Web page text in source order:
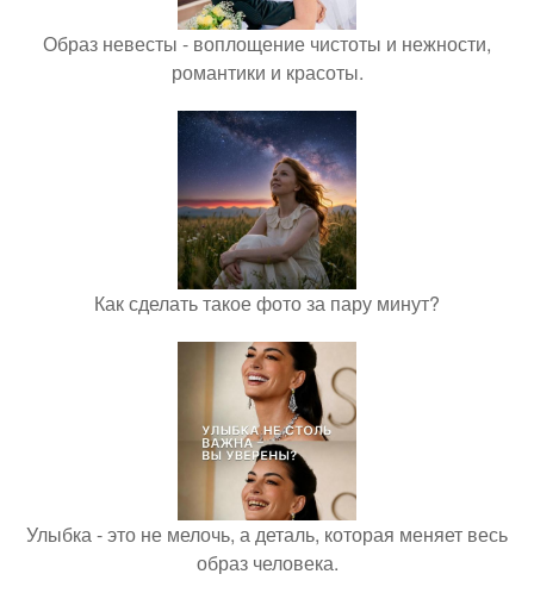
Образ невесты - воплощение чистоты и нежности,
романтики и красоты.
Как сделать такое фото за пару минут?
Улыбка - это не мелочь, а деталь, которая меняет весь
образ человека.